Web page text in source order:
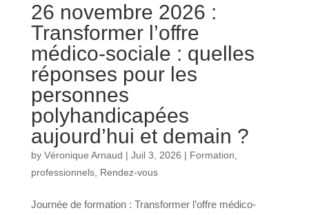
26 novembre 2026 :
Transformer l’offre
médico-sociale : quelles
réponses pour les
personnes
polyhandicapées
aujourd’hui et demain ?
by Véronique Arnaud | Juil 3, 2026 | Formation
professionnels, Rendez-vous
Journée de formation : Transformer l’offre médico-